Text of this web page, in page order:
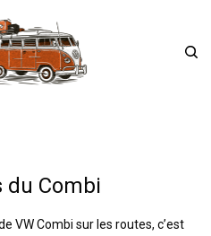
du Combi
VW Combi sur les routes, c’est